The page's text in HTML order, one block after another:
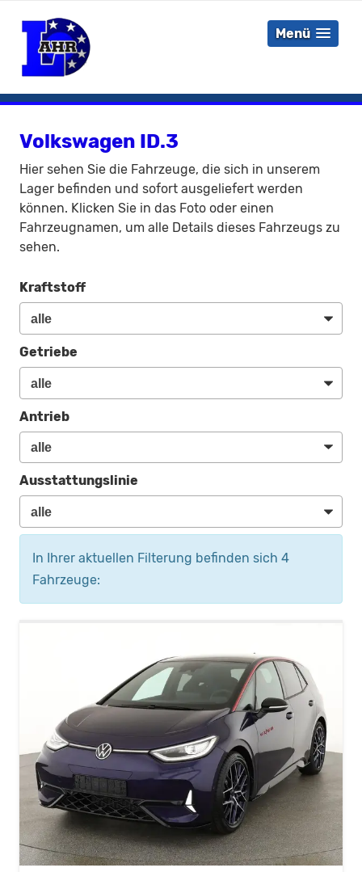
Menü
Volkswagen ID.3
Hier sehen Sie die Fahrzeuge, die sich in unserem
Lager befinden und sofort ausgeliefert werden
können. Klicken Sie in das Foto oder einen
Fahrzeugnamen, um alle Details dieses Fahrzeugs zu
sehen.
Kraftstoff
Getriebe
Antrieb
Ausstattungslinie
In Ihrer aktuellen Filterung befinden sich 4
Fahrzeuge: